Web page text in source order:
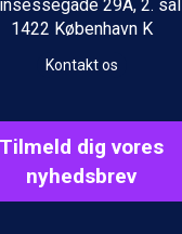
7.095
DKK 6.145
7.245
4.145
fra DKK 4.745
DKK 4.045
5.595
29A, 2. sal
1422 København K
Kontakt os
Tilmeld dig vores
nyhedsbrev